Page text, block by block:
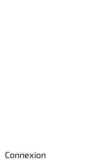
Connexion